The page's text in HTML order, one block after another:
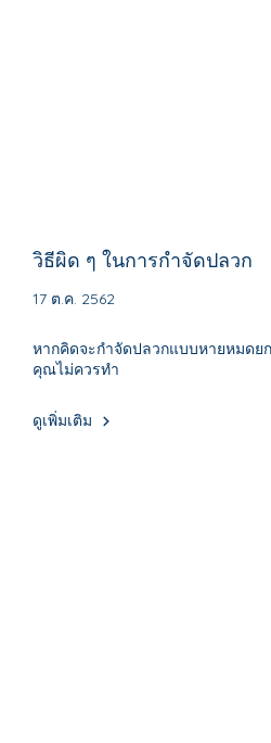
วิธีผิด ๆ ในการกำจัดปลวก
17 ต.ค. 2562
หากคิดจะกำจัดปลวกแบบหายหมดย
คุณไม่ควรทำ
ดูเพิ่มเติม